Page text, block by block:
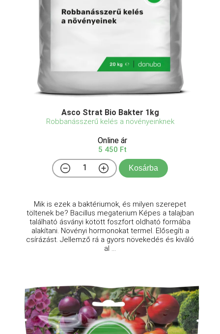
Asco Strat Bio Bakter 1kg
Robbanásszerű kelés a növényeinknek
Online ár
5 450 Ft
Kosárba
Mik is ezek a baktériumok, és milyen szerepet
töltenek be? Bacillus megaterium Képes a talajban
található ásványi kötött foszfort oldható formába
alakítani. Növényi hormonokat termel. Elősegíti a
csírázást. Jellemző rá a gyors növekedés és kiváló
al ...